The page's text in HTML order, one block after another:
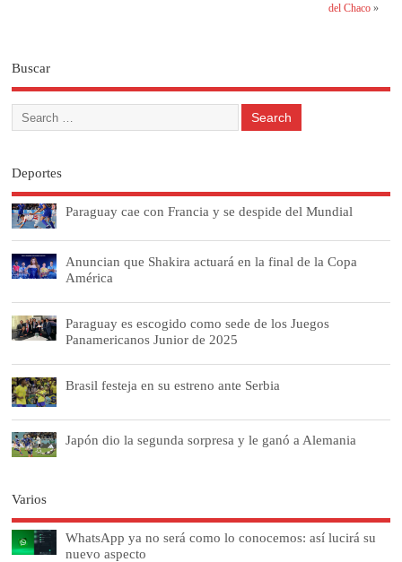
del Chaco»
Buscar
Deportes
Paraguay cae con Francia y se despide del Mundial
Anuncian que Shakira actuará en la final de la Copa
América
Paraguay es escogido como sede de los Juegos
Panamericanos Junior de 2025
Brasil festeja en su estreno ante Serbia
Japón dio la segunda sorpresa y le ganó a Alemania
Varios
WhatsApp ya no será como lo conocemos: así lucirá su
nuevo aspecto